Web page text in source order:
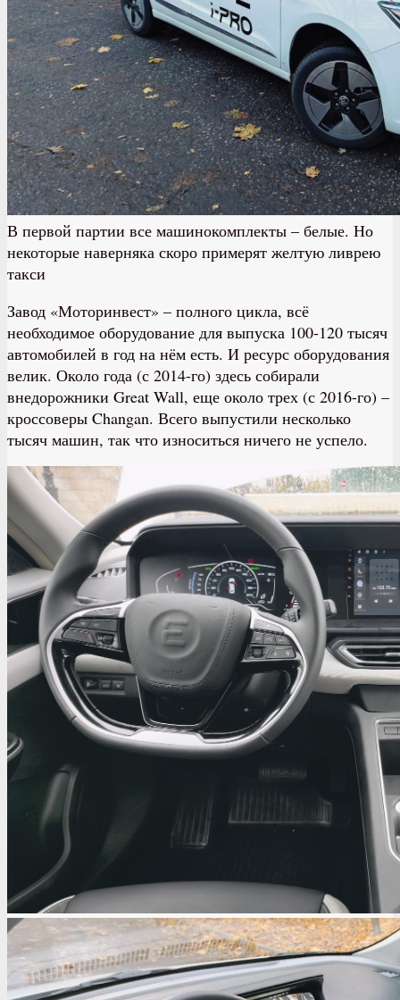
В первой партии все машинокомплекты – белые. Но
некоторые наверняка скоро примерят желтую ливрею
такси
Завод «Моторинвест» – полного цикла, всё
необходимое оборудование для выпуска 100-120 тысяч
автомобилей в год на нём есть. И ресурс оборудования
велик. Около года (с 2014-го) здесь собирали
внедорожники Great Wall, еще около трех (с 2016-го) –
кроссоверы Changan. Всего выпустили несколько
тысяч машин, так что износиться ничего не успело.